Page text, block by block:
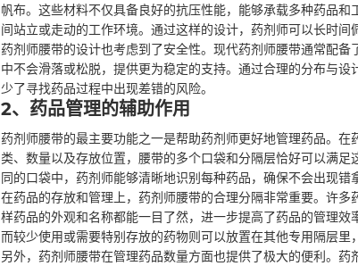
帆布。这些材料不仅具备良好的抗压性能，能够承载多种药品
间站立或走动的工作环境。通过这样的设计，药剂师可以长时间
药剂师腰带的设计也考虑到了安全性。现代药剂师腰带通常配
中不会滑落或松脱，提供更为稳定的支持。通过合理的分布与
少了寻找药品过程中出现差错的风险。
2、药品管理的辅助作用
药剂师腰带的最主要功能之一是帮助药剂师更好地管理药品。
类、数量以及存放位置，腰带的多个口袋和分隔层恰好可以满
同的口袋中，药剂师能够清晰地识别每种药品，确保不会出现错
在药品的存放和管理上，药剂师腰带的合理分隔非常重要。许
样药品的外观和名称都能一目了然，进一步提高了药品的管理效
而较少使用或需要特别存放的药物则可以放置在其他专用隔层里
另外，药剂师腰带在管理药品数量方面也提供了极大的便利。